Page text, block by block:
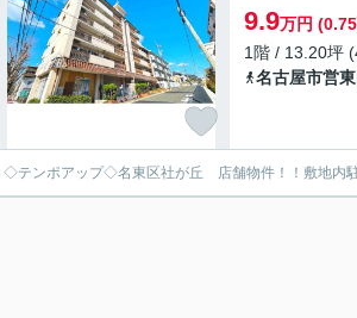
9.9万円
1階 / 13.20坪
名古屋市営
◇テンポアップ◇名東区社が丘 店舗物件！！敷地内駐